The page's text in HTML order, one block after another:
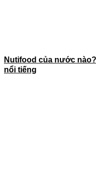
Nutifood của nước
nổi tiếng